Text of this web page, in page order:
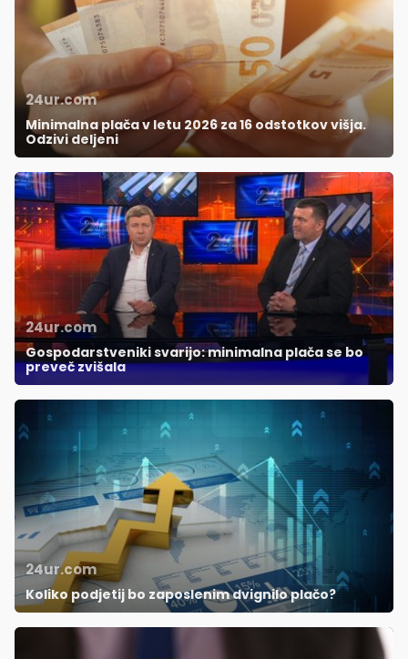
24ur.com
Minimalna plača v letu 2026 za 16 odstotkov višja.
Odzivi deljeni
24ur.com
Gospodarstveniki svarijo: minimalna plača se bo
preveč zvišala
24ur.com
Koliko podjetij bo zaposlenim dvignilo plačo?